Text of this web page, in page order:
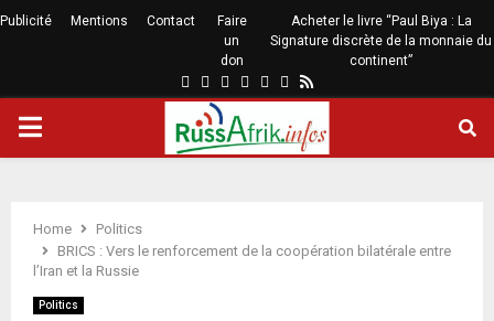
Publicité Mentions Contact
Faire
un
don
Acheter le livre “Paul Biya : La
Signature discrète de la monnaie du
continent”
Home
Politics
BRICS : Vers le renforcement de la coopération bilatérale entre
l’Iran et la Russie
Politics